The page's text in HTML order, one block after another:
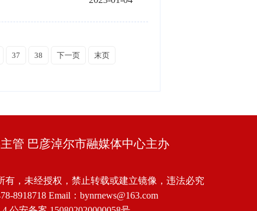
37 38 下一页 末页
管 巴彦淖尔市融媒体中心主办
，未经授权，禁止转载或建立镜像，违法必究
8918718 Email：bynrnews@163.com